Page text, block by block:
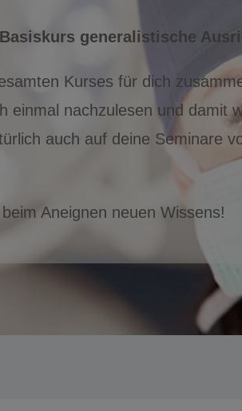
generalistische
Kurses für dich
einmal nachzulesen und damit
auch auf deine Seminare
Aneignen neuen Wissens!